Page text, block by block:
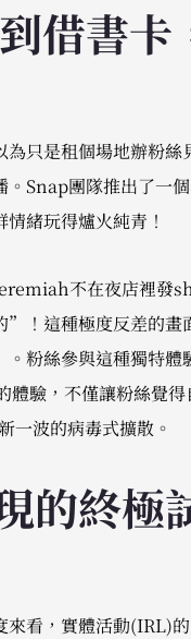
借書卡
為只是租個場地辦粉
。Snap團隊推出了
緒玩得爐火純青！
不在夜店裡發
！這種極度反差的畫
粉絲參與這種獨特體
體驗，不僅讓粉絲覺
一波的病毒式擴散。
的終極
來看，實體活動(IRL)